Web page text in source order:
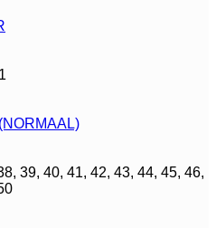
39, 40, 41, 42, 43, 44, 45, 46,